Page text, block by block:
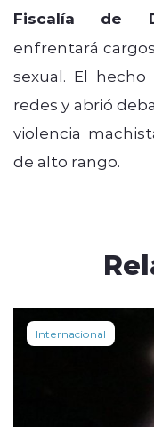
Fiscalía de
enfrentará
sexual. El
redes y abrió
violencia
de alto rango.
Internacional